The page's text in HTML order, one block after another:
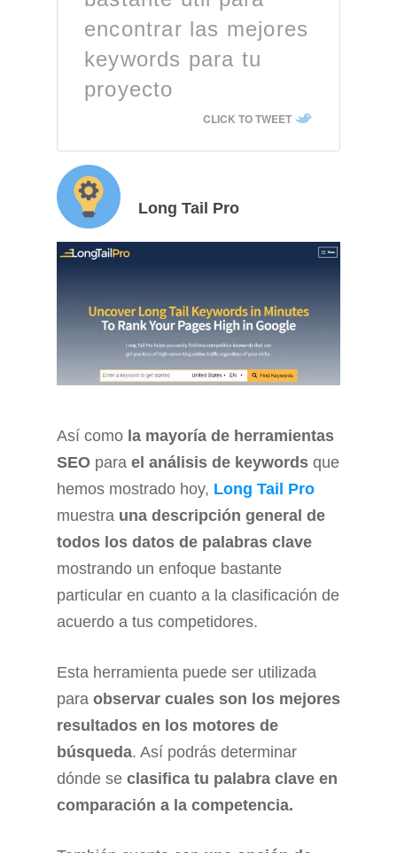
encontrar las mejores
keywords para tu
proyecto
CLICK TO TWEET
Long Tail Pro
Así como la mayoría de herramientas
SEO para el análisis de keywords que
hemos mostrado hoy, Long Tail Pro
muestra una descripción general de
todos los datos de palabras clave
mostrando un enfoque bastante
particular en cuanto a la clasificación de
acuerdo a tus competidores.
Esta herramienta puede ser utilizada
para observar cuales son los mejores
resultados en los motores de
búsqueda. Así podrás determinar
dónde se clasifica tu palabra clave en
comparación a la competencia.